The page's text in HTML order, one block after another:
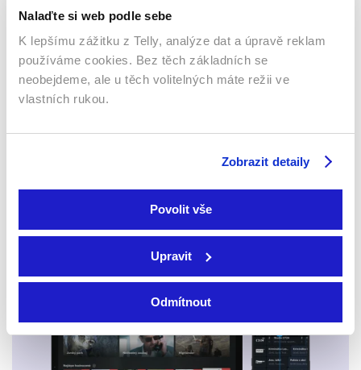
Nalaďte si web podle sebe
K lepšímu zážitku z Telly, analýze dat a úpravě reklam
používáme cookies. Bez těch základních se
neobejdeme, ale u těch volitelných máte režii ve
vlastních rukou.
Zobrazit detaily
Povolit vše
Upravit
Odmítnout
Sledujte kdekoliv až na 6 zařízeních
Sledovat internetovou televizi jde odkudkoliv
po celé EU, a to až na 6 zařízeních.
Smart TV - Android, Google, Samsung, LG, VIDAA